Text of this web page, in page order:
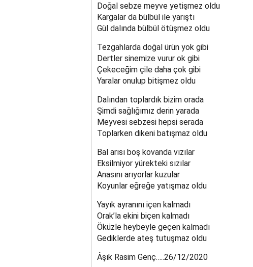
Doğal sebze meyve yetişmez oldu
Kargalar da bülbül ile yarıştı
Gül dalında bülbül ötüşmez oldu
Tezgahlarda doğal ürün yok gibi
Dertler sinemize vurur ok gibi
Çekeceğim çile daha çok gibi
Yaralar onulup bitişmez oldu
Dalından toplardık bizim orada
Şimdi sağlığımız derin yarada
Meyvesi sebzesi hepsi serada
Toplarken dikeni batışmaz oldu
Bal arısı boş kovanda vızılar
Eksilmiyor yürekteki sızılar
Anasını arıyorlar kuzular
Koyunlar eğreğe yatışmaz oldu
Yayık ayranını içen kalmadı
Orak’la ekini biçen kalmadı
Öküzle heybeyle geçen kalmadı
Gediklerde ateş tutuşmaz oldu
Âşık Rasim Genç…..26/12/2020